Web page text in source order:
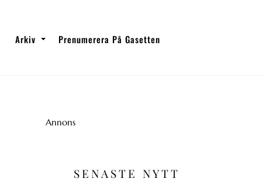
Arkiv Prenumerera På Gasetten
Annons
SENASTE NYTT